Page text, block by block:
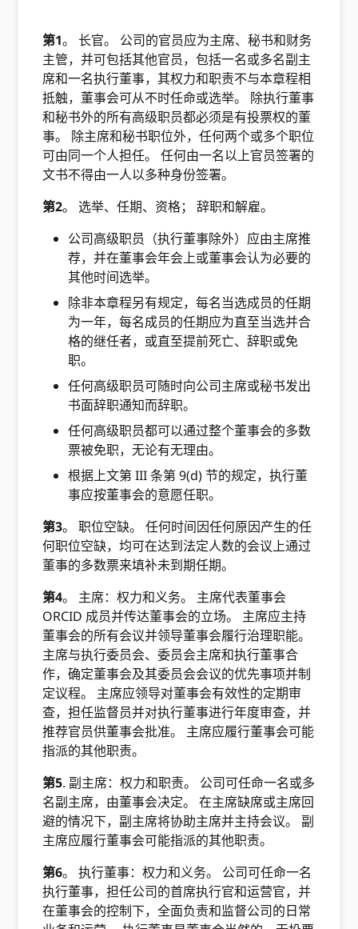
第1。 长官。 公司的官员应为主席、秘书和财务
主管，并可包括其他官员，包括一名或多名副主
席和一名执行董事，其权力和职责不与本章程相
抵触，董事会可从不时任命或选举。 除执行董事
和秘书外的所有高级职员都必须是有投票权的董
事。 除主席和秘书职位外，任何两个或多个职位
可由同一个人担任。 任何由一名以上官员签署的
文书不得由一人以多种身份签署。
第2。 选举、任期、资格； 辞职和解雇。
公司高级职员（执行董事除外）应由主席推
荐，并在董事会年会上或董事会认为必要的
其他时间选举。
除非本章程另有规定，每名当选成员的任期
为一年，每名成员的任期应为直至当选并合
格的继任者，或直至提前死亡、辞职或免
职。
任何高级职员可随时向公司主席或秘书发出
书面辞职通知而辞职。
任何高级职员都可以通过整个董事会的多数
票被免职，无论有无理由。
根据上文第 III 条第 9(d) 节的规定，执行董
事应按董事会的意愿任职。
第3。 职位空缺。 任何时间因任何原因产生的任
何职位空缺，均可在达到法定人数的会议上通过
董事的多数票来填补未到期任期。
第4。 主席：权力和义务。 主席代表董事会
ORCID 成员并传达董事会的立场。 主席应主持
董事会的所有会议并领导董事会履行治理职能。
主席与执行委员会、委员会主席和执行董事合
作，确定董事会及其委员会会议的优先事项并制
定议程。 主席应领导对董事会有效性的定期审
查，担任监督员并对执行董事进行年度审查，并
推荐官员供董事会批准。 主席应履行董事会可能
指派的其他职责。
第5. 副主席：权力和职责。 公司可任命一名或多
名副主席，由董事会决定。 在主席缺席或主席回
避的情况下，副主席将协助主席并主持会议。 副
主席应履行董事会可能指派的其他职责。
第6。 执行董事：权力和义务。 公司可任命一名
执行董事，担任公司的首席执行官和运营官，并
在董事会的控制下，全面负责和监督公司的日常